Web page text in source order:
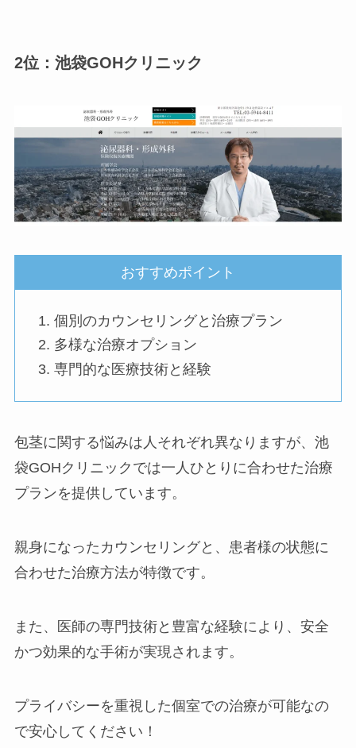
2位：池袋GOHクリニック
おすすめポイント
個別のカウンセリングと治療プラン
多様な治療オプション
専門的な医療技術と経験
包茎に関する悩みは人それぞれ異なりますが、池
袋GOHクリニックでは一人ひとりに合わせた治療
プランを提供しています。
親身になったカウンセリングと、患者様の状態に
合わせた治療方法が特徴です。
また、医師の専門技術と豊富な経験により、安全
かつ効果的な手術が実現されます。
プライバシーを重視した個室での治療が可能なの
で安心してください！